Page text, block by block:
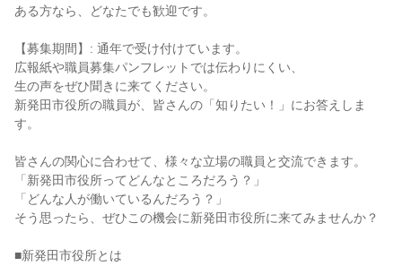
ある方なら、どなたでも歓迎です。
【募集期間】: 通年で受け付けています。
広報紙や職員募集パンフレットでは伝わりにくい、
生の声をぜひ聞きに来てください。
新発田市役所の職員が、皆さんの「知りたい！」にお答えしま
す。
皆さんの関心に合わせて、様々な立場の職員と交流できます。
「新発田市役所ってどんなところだろう？」
「どんな人が働いているんだろう？」
そう思ったら、ぜひこの機会に新発田市役所に来てみませんか？
■新発田市役所とは